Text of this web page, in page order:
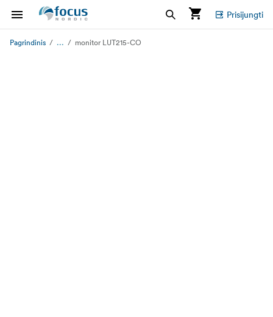
Prisijungti
Pagrindinis ... monitor LUT215-CO